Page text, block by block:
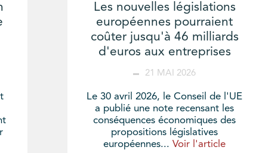
Les nouvelles législations
européennes pourraient
coûter jusqu'à 46 milliards
d'euros aux entreprises
21 MAI 2026
Le 30 avril 2026, le Conseil de l'UE
a publié une note recensant les
conséquences économiques des
propositions législatives
européennes...Voir l'article